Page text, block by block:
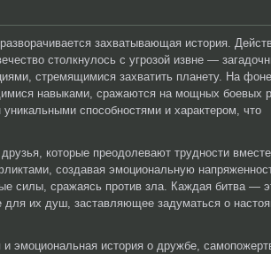
захватывающая история.
столкнулось с угрозой извне —
стремящимися захватить планету. На
навыками, сражаются на мощных боевых
способностями и характером, что
которые преодолевают трудности
создавая эмоциональную
силы, сражаясь против зла. Каждая битва —
для их душ, заставляющее задуматься о
эмоциональная история о дружбе,